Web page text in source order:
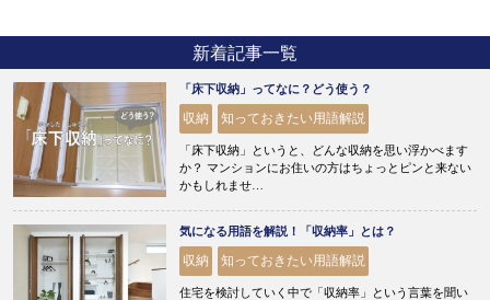
新着記事一覧
「床下収納」ってなに？どう使う？
収納 知っておきたい用語解説
「床下収納」というと、どんな収納を思い浮かべます
か？ マンションにお住いの方はちょっとピンと来ない
かもしれませ…
気になる用語を解説！「収納率」とは？
収納 知っておきたい用語解説
住宅を検討していく中で「収納率」という言葉を聞い